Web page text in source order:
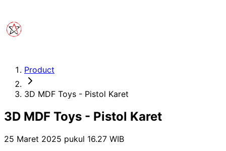
Product
3D MDF Toys - Pistol Karet
3D MDF Toys - Pistol Karet
25 Maret 2025 pukul 16.27 WIB